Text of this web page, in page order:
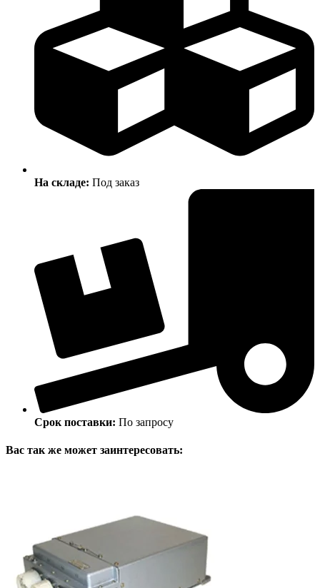
На складе: Под заказ
Срок поставки: По запросу
Вас так же может заинтересовать: